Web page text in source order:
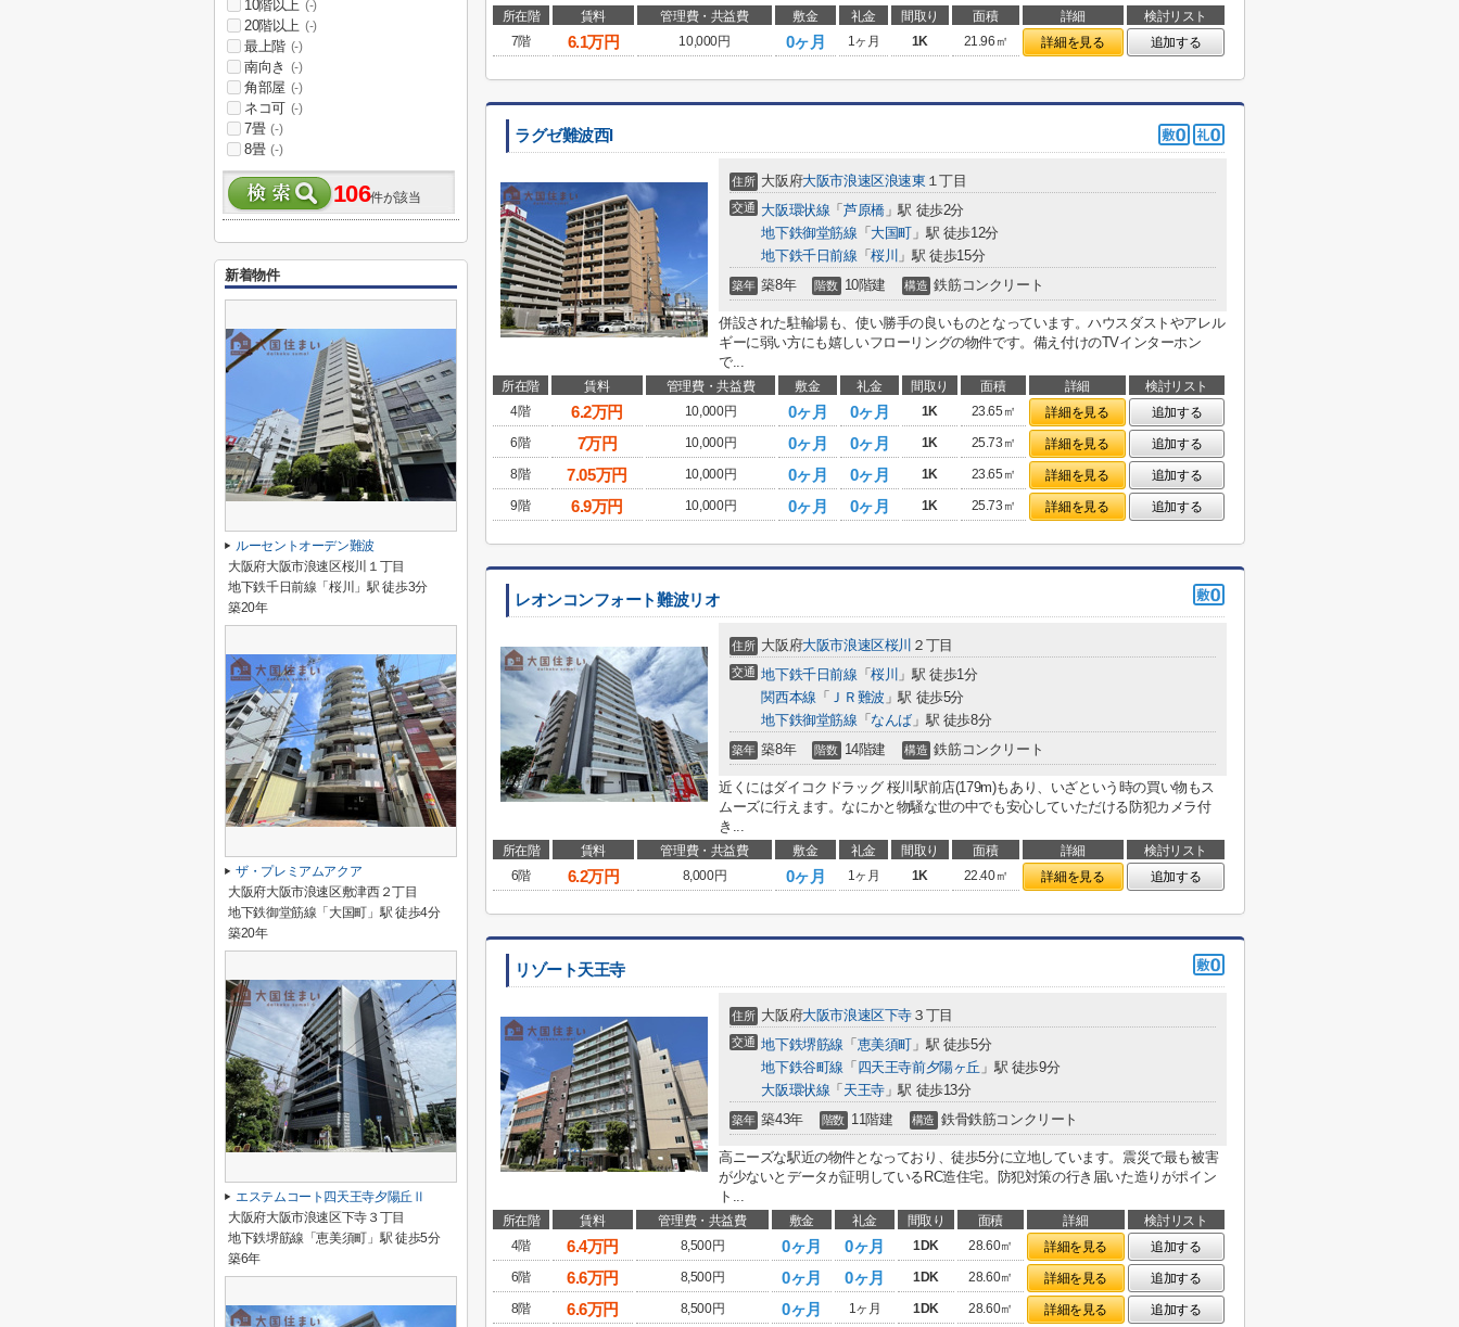
所在階 賃料 管理費・共益費 敷金 礼金 間取り 面積 詳細
検討リスト
7階
6.1万円 10,000円 0ヶ月 1ヶ月 1K 21.96㎡ 詳細を見る 追加する
ラグゼ難波西I
住所 大阪府大阪市浪速区浪速東 １丁目
交通 大阪環状線 「 芦原橋」駅 徒歩2分
地下鉄御堂筋線 「 大国町 」駅 徒歩12分
地下鉄千日前線 「桜川 」駅 徒歩15分
築年 築8年 階数 10階建 構造 鉄筋コンクリート
併設された駐輪場も、使い勝手の良いものとなっています。ハウスダストやアレル
ギーに弱い方にも嬉しいフローリングの物件です。備え付けのTVインターホン
で...
所在階 賃料 管理費・共益費 敷金 礼金 間取り 面積 詳細
検討リスト
4階
6.2万円 10,000円 0ヶ月 0ヶ月 1K 23.65㎡ 詳細を見る
追加する
6階
7万円 10,000円 0ヶ月 0ヶ月 1K 25.73㎡ 詳細を見る
追加する
8階
7.05万円 10,000円 0ヶ月 0ヶ月 1K 23.65㎡ 詳細を見る
追加する
9階
6.9万円 10,000円 0ヶ月 0ヶ月 1K 25.73㎡ 詳細を見る 追加する
レオンコンフォート難波リオ
住所 大阪府大阪市浪速区桜川 ２丁目
交通 地下鉄千日前線 「桜川 」駅 徒歩1分
関西本線 「 ＪＲ難波 」駅 徒歩5分
地下鉄御堂筋線 「 なんば 」駅 徒歩8分
築年 築8年 階数 14階建 構造 鉄筋コンクリート
近くにはダイコクドラッグ 桜川駅前店(179m)もあり、いざという時の買い物もス
ムーズに行えます。なにかと物騒な世の中でも安心していただける防犯カメラ付
き...
所在階 賃料 管理費・共益費 敷金 礼金 間取り 面積 詳細
検討リスト
6階
6.2万円 8,000円 0ヶ月 1ヶ月 1K 22.40㎡ 詳細を見る 追加する
リゾート天王寺
住所 大阪府大阪市浪速区下寺 ３丁目
交通 地下鉄堺筋線 「 恵美須町 」駅 徒歩5分
地下鉄谷町線 「 四天王寺前夕陽ヶ丘 」駅 徒歩9分
大阪環状線 「 天王寺」駅 徒歩13分
築年 築43年 階数 11階建 構造 鉄骨鉄筋コンクリート
高ニーズな駅近の物件となっており、徒歩5分に立地しています。震災で最も被害
が少ないとデータが証明しているRC造住宅。防犯対策の行き届いた造りがポイン
ト...
所在階 賃料 管理費・共益費 敷金 礼金 間取り 面積 詳細
検討リスト
4階
6.4万円 8,500円 0ヶ月 0ヶ月 1DK 28.60㎡ 詳細を見る
追加する
6階
6.6万円 8,500円 0ヶ月 0ヶ月 1DK 28.60㎡ 詳細を見る
追加する
8階
6.6万円 8,500円 0ヶ月 1ヶ月 1DK 28.60㎡ 詳細を見る 追加する
10階以上 (-)
20階以上 (-)
最上階 (-)
南向き (-)
角部屋 (-)
ネコ可 (-)
7畳 (-)
8畳 (-)
106件が該当
新着物件
ルーセントオーデン難波
大阪府大阪市浪速区桜川１丁目
地下鉄千日前線「桜川」駅 徒歩3分
築20年
ザ・プレミアムアクア
大阪府大阪市浪速区敷津西２丁目
地下鉄御堂筋線「大国町」駅 徒歩4分
築20年
エステムコート四天王寺夕陽丘Ⅱ
大阪府大阪市浪速区下寺３丁目
地下鉄堺筋線「恵美須町」駅 徒歩5分
築6年